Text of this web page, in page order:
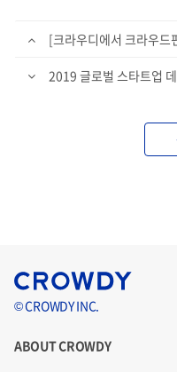
[크라우디에서 크라우드펀딩]
2019 글로벌 스타트업
© CROWDY INC.
ABOUT CROWDY